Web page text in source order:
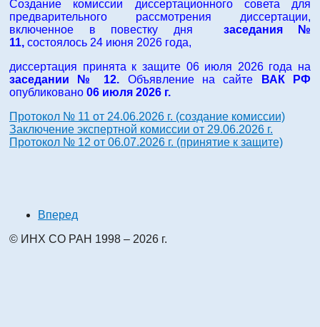
Создание комиссии диссертационного совета для
предварительного рассмотрения диссертации,
включенное в повестку дня
заседания №
11, состоялось 24 июня 2026 года,
диссертация принята к защите 06 июля 2026 года на
заседании № 12. Объявление на сайте ВАК РФ
опубликовано 06 июля 2026 г.
Протокол № 11 от 24.06.2026 г. (создание комиссии)
Заключение экспертной комиссии от 29.06.2026 г.
Протокол № 12 от 06.07.2026 г. (принятие к защите)
Вперед
© ИНХ СО РАН 1998 – 2026 г.